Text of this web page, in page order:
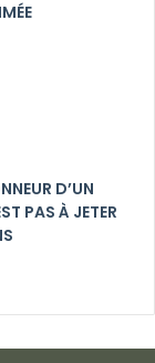
D’UN
PAS À JETER